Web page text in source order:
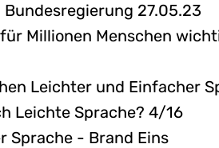
27.05.23
Millionen Menschen
Leichter und Einfacher
Leichte Sprache? 4/16
Sprache - Brand Eins